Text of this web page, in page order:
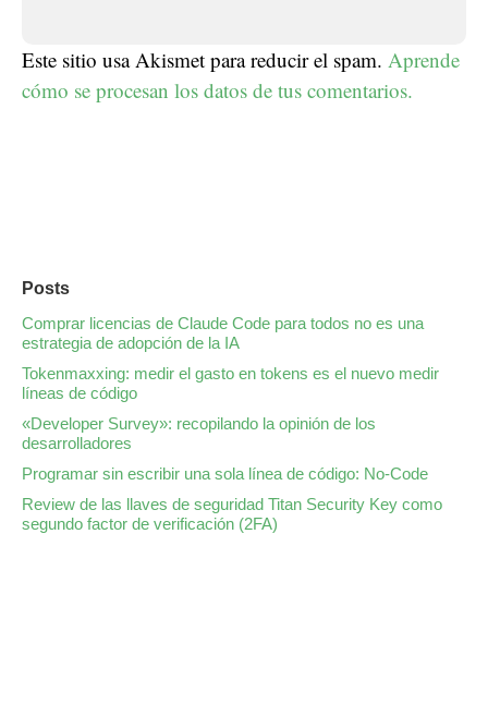
Este sitio usa Akismet para reducir el spam. Aprende
cómo se procesan los datos de tus comentarios.
Posts
Comprar licencias de Claude Code para todos no es una
estrategia de adopción de la IA
Tokenmaxxing: medir el gasto en tokens es el nuevo medir
líneas de código
«Developer Survey»: recopilando la opinión de los
desarrolladores
Programar sin escribir una sola línea de código: No-Code
Review de las llaves de seguridad Titan Security Key como
segundo factor de verificación (2FA)